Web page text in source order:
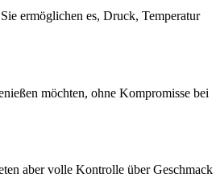
ermöglichen es, Druck, Temperatur
möchten, ohne Kompromisse bei
aber volle Kontrolle über Geschmack